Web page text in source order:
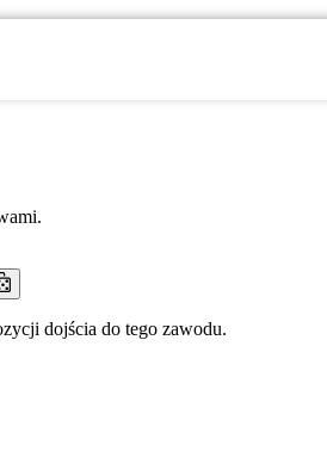
dojścia do tego zawodu.